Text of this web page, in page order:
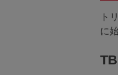
ト
に